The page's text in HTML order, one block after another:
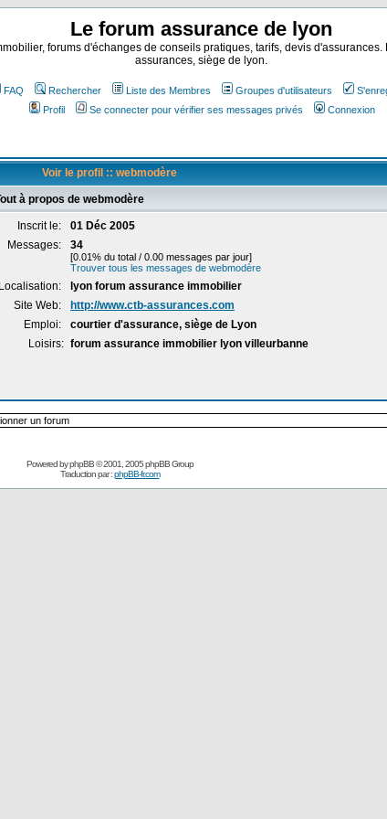
Le forum assurance de lyon
forums d'échanges de conseils pratiques, tarifs, devis
assurances, siège de lyon.
FAQ Rechercher Liste des Membres Groupes d'utilisateurs
Profil
Se connecter pour vérifier ses messages privés Connexion
Voir le profil :: webmodère
à propos de webmodère
Inscrit le:
01 Déc 2005
Messages:
34
[0.01% du total / 0.00 messages par jour]
Trouver tous les messages de webmodère
Localisation:
lyon forum assurance immobilier
Site Web:
http://www.ctb-assurances.com
Emploi:
courtier d'assurance, siège de Lyon
Loisirs: forum assurance immobilier lyon villeurbanne
Powered byphpBB© 2001, 2005 phpBB Group
Traduction par :phpBB-fr.com